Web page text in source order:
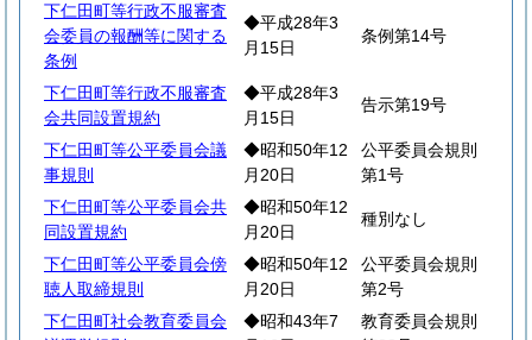
下仁田町等行政不服審査
会委員の報酬等に関する
条例
◆平成28年3
月15日
条例第14号
下仁田町等行政不服審査
会共同設置規約
◆平成28年3
月15日
告示第19号
下仁田町等公平委員会議
事規則
◆昭和50年12
月20日
公平委員会規則
第1号
下仁田町等公平委員会共
同設置規約
◆昭和50年12
月20日
種別なし
下仁田町等公平委員会傍
聴人取締規則
◆昭和50年12
月20日
公平委員会規則
第2号
下仁田町社会教育委員会
◆昭和43年7
教育委員会規則